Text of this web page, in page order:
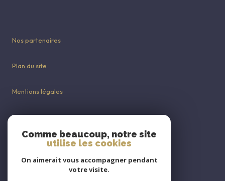
Nos partenaires
Plan du site
Mentions légales
Admin
Nos honoraires
Comme beaucoup, notre site
utilise les cookies
On aimerait vous accompagner pendant
votre visite.